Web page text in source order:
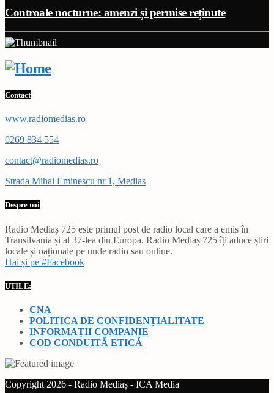
Controale nocturne: amenzi și permise reținute
Contact
www,radiomedias.ro
0269 834 554
contact@radiomedias.ro
Strada Mihai Eminescu nr 1, Medias
Despre noi
Radio Mediaș 725 este primul post de radio local care a emis în
Transilvania și al 37-lea din Europa. Radio Mediaș 725 îți aduce știri
locale și naționale pe unde radio sau online.
Hai și pe #Facebook
UTILE:
CNA
POLITICA DE CONFIDENȚIALITATE
INFORMAȚII COMPANIE
COD CONDUITĂ ETICĂ
Copyright 2026 - Radio Mediaș - ICA Media